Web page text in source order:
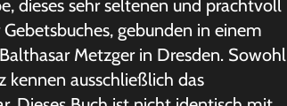
dieses sehr seltenen und prachtvoll
gebunden in einem
Metzger in Dresden. Sowohl
kennen ausschließlich das